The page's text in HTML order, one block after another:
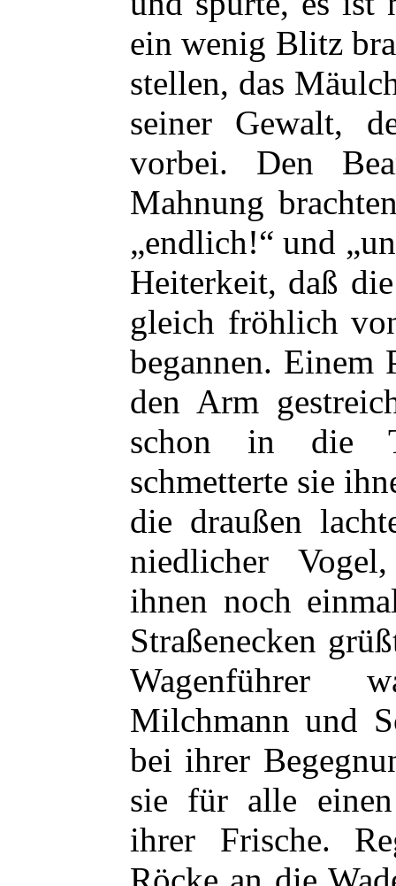
ein wenig Blitz
stellen, das
seiner Gewalt,
vorbei. Den
Mahnung
„endlich!“ und
Heiterkeit, daß
gleich fröhlich
begannen. Einem
den Arm
schon in die
schmetterte sie
die draußen
niedlicher
ihnen noch
Straßenecken
Wagenführer
Milchmann und
bei ihrer
sie für alle
ihrer Frische.